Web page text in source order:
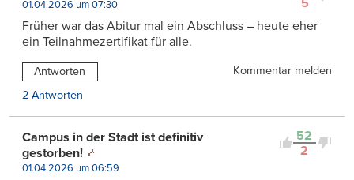
01.04.2026 um 07:30
Früher war das Abitur mal ein Abschluss – heute eher
ein Teilnahmezertifikat für alle.
Antworten
Kommentar melden
2 Antworten
52
2
Campus in der Stadt ist definitiv
gestorben!
01.04.2026 um 06:59